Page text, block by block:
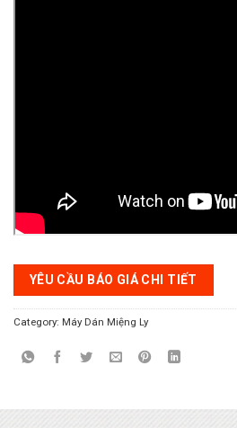
YÊU CẦU BÁO GIÁ CHI TIẾT
Category: Máy Dán Miệng Ly